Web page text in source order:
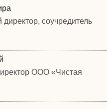
соучредитель
ООО «Чистая